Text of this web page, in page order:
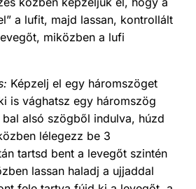
a lufit, majd lassan, kontrollált
miközben a lufi
Képzelj el egy háromszöget
is vághatsz egy háromszög
alsó szögből indulva, húzd
lélegezz be 3
tartsd bent a levegőt szintén
lassan haladj a ujjaddal